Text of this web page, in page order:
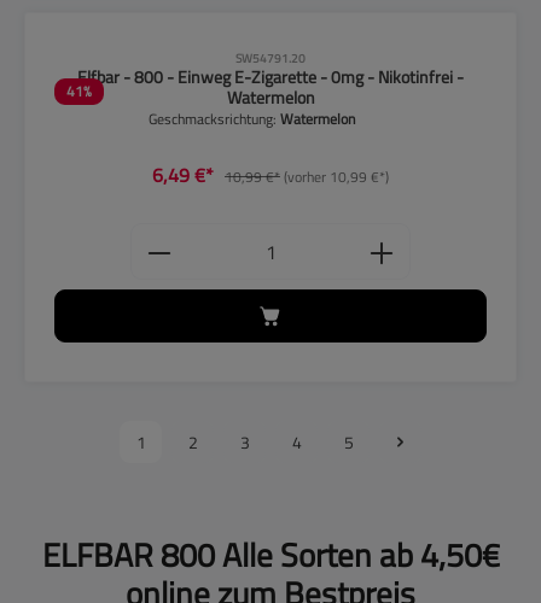
41%
SW54791.20
Elfbar - 800 - Einweg E-Zigarette - 0mg - Nikotinfrei -
Watermelon
Geschmacksrichtung:Watermelon
6,49 €* 10,99 €*(vorher 10,99 €*)
Produkt Anzahl: Gib den
1 2 3 4 5
ELFBAR 800 Alle Sorten ab 4,50€
online zum Bestpreis